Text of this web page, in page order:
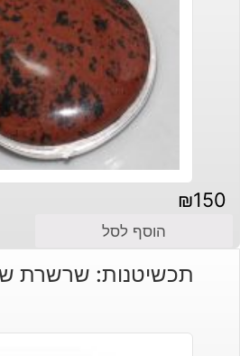
₪150
הוסף לסל
תכשיטנות: שרשרת